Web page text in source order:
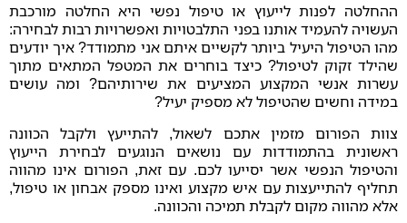
ההחלטה לפנות לייעוץ או טיפול נפשי היא החלטה מורכבת
העשויה להעמיד אותנו בפני התלבטויות ואפשרויות רבות לבחירה:
מהו הטיפול היעיל ביותר לקשיים איתם אני מתמודד? איך יודעים
שהילד זקוק לטיפול? כיצד בוחרים את המטפל המתאים מתוך
עשרות אנשי המקצוע המציעים את שירותיהם? ומה עושים
במידה וחשים שהטיפול לא מספיק יעיל?
צוות הפורום מזמין אתכם לשאול, להתייעץ ולקבל הכוונה
ראשונית בהתמודדות עם נושאים הנוגעים לבחירת הייעוץ
והטיפול הנפשי אשר יסייעו לכם. עם זאת, הפורום אינו מהווה
תחליף להתייעצות עם איש מקצוע ואינו מספק אבחון או טיפול,
אלא מהווה מקום לקבלת תמיכה והכוונה.